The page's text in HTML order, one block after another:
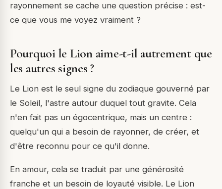
rayonnement se cache une question précise : est-
ce que vous me voyez vraiment ?
Pourquoi le Lion aime-t-il autrement que
les autres signes ?
Le Lion est le seul signe du zodiaque gouverné par
le Soleil, l'astre autour duquel tout gravite. Cela
n'en fait pas un égocentrique, mais un centre :
quelqu'un qui a besoin de rayonner, de créer, et
d'être reconnu pour ce qu'il donne.
En amour, cela se traduit par une générosité
franche et un besoin de loyauté visible. Le Lion